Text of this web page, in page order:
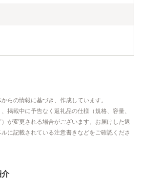
らの情報に基づき、作成しています。
掲載中に予告なく返礼品の仕様（規格、容量、
が変更される場合がございます。お届けした返
に記載されている注意書きなどをご確認くださ
介